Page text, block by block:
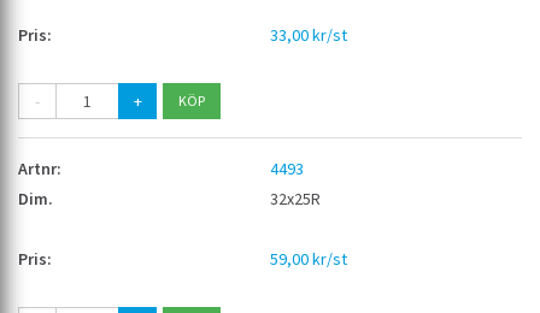
33,00 kr/st
- +
4493
32x25R
59,00 kr/st